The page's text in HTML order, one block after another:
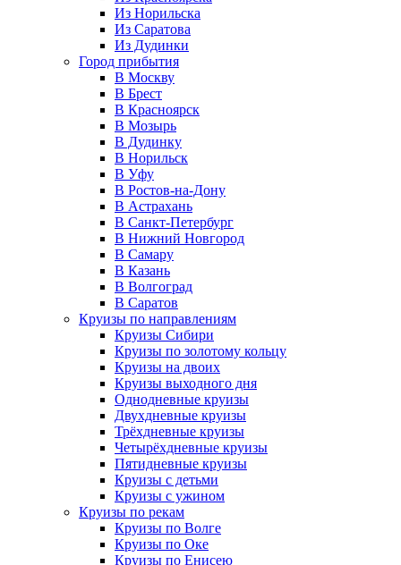
Из Норильска
Из Саратова
Из Дудинки
Город прибытия
В Москву
В Брест
В Красноярск
В Мозырь
В Дудинку
В Норильск
В Уфу
В Ростов-на-Дону
В Астрахань
В Санкт-Петербург
В Нижний Новгород
В Самару
В Казань
В Волгоград
В Саратов
Круизы по направлениям
Круизы Сибири
Круизы по золотому кольцу
Круизы на двоих
Круизы выходного дня
Однодневные круизы
Двухдневные круизы
Трёхдневные круизы
Четырёхдневные круизы
Пятидневные круизы
Круизы с детьми
Круизы с ужином
Круизы по рекам
Круизы по Волге
Круизы по Оке
Круизы по Енисею